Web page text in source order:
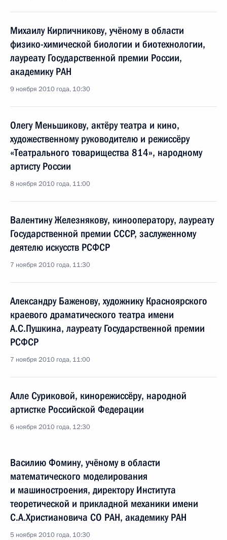
Михаилу Кирпичникову, учёному в области
физико-химической биологии и биотехнологии,
лауреату Государственной премии России,
академику РАН
9 ноября 2010 года, 10:30
Олегу Меньшикову, актёру театра и кино,
художественному руководителю и режиссёру
«Театрального товарищества 814», народному
артисту России
8 ноября 2010 года, 11:00
Валентину Железнякову, кинооператору, лауреату
Государственной премии СССР, заслуженному
деятелю искусств РСФСР
7 ноября 2010 года, 11:30
Александру Баженову, художнику Красноярского
краевого драматического театра имени
А.С.Пушкина, лауреату Государственной премии
РСФСР
7 ноября 2010 года, 11:00
Алле Суриковой, кинорежиссёру, народной
артистке Российской Федерации
6 ноября 2010 года, 12:30
Василию Фомину, учёному в области
математического моделирования
и машиностроения, директору Института
теоретической и прикладной механики имени
С.А.Христиановича СО РАН, академику РАН
5 ноября 2010 года, 10:30